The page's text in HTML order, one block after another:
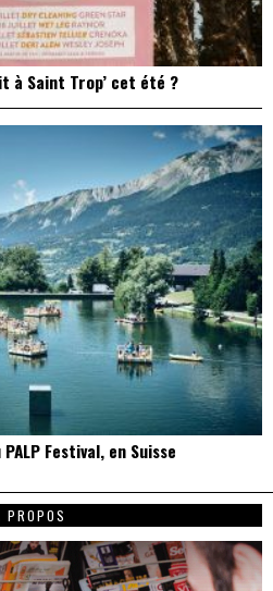
à Saint Trop’ cet été ?
Festival, en Suisse
PROPOS